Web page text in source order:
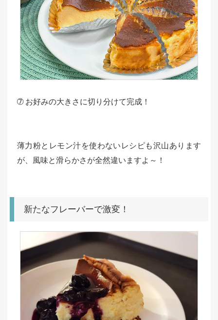
➆ お好みの大きさに切り分けて完成！
薄力粉とレモン汁を使わないレシピも沢山あります
が、風味と滑らかさが全然違いますよ～！
新たなフレーバーで激変！